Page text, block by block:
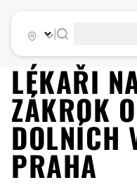
LÉKAŘI
ZÁKROK
DOLNÍCH
PRAHA